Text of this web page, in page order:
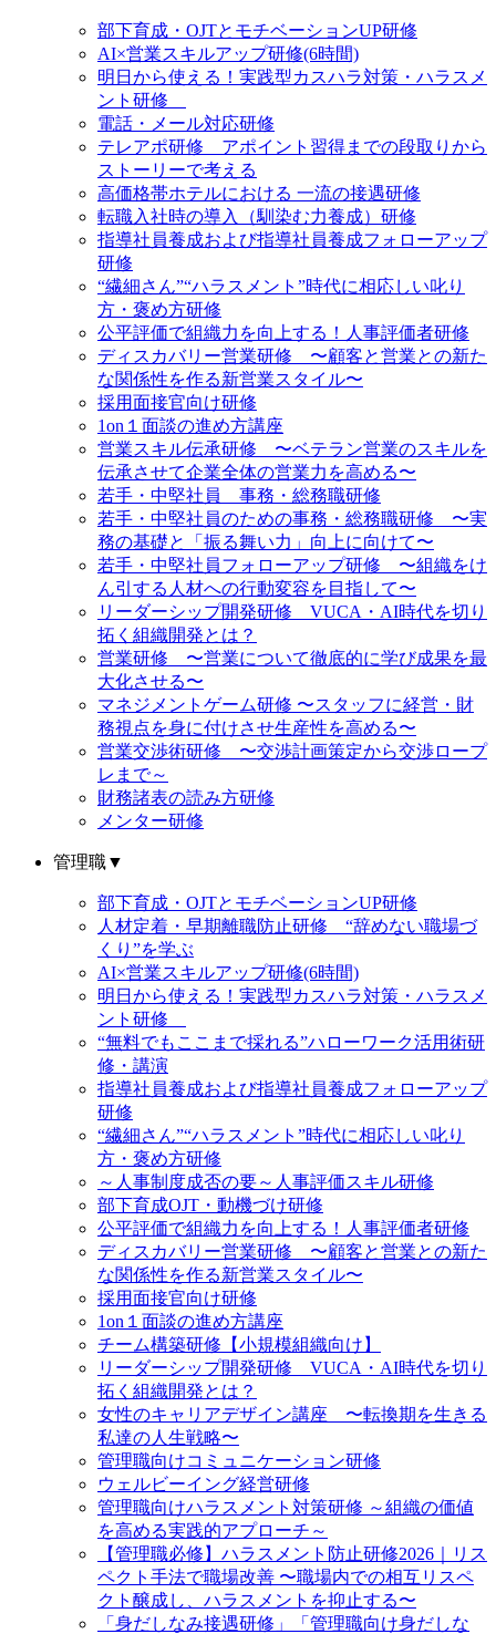
部下育成・OJTとモチベーションUP研修
AI×営業スキルアップ研修(6時間)
明日から使える！実践型カスハラ対策・ハラスメ
ント研修
電話・メール対応研修
テレアポ研修 アポイント習得までの段取りから
ストーリーで考える
高価格帯ホテルにおける 一流の接遇研修
転職入社時の導入（馴染む力養成）研修
指導社員養成および指導社員養成フォローアップ
研修
“繊細さん”“ハラスメント”時代に相応しい叱り
方・褒め方研修
公平評価で組織力を向上する！人事評価者研修
ディスカバリー営業研修 〜顧客と営業との新た
な関係性を作る新営業スタイル〜
採用面接官向け研修
1on１面談の進め方講座
営業スキル伝承研修 〜ベテラン営業のスキルを
伝承させて企業全体の営業力を高める〜
若手・中堅社員 事務・総務職研修
若手・中堅社員のための事務・総務職研修 〜実
務の基礎と「振る舞い力」向上に向けて〜
若手・中堅社員フォローアップ研修 〜組織をけ
ん引する人材への行動変容を目指して〜
リーダーシップ開発研修 VUCA・AI時代を切り
拓く組織開発とは？
営業研修 〜営業について徹底的に学び成果を最
大化させる〜
マネジメントゲーム研修 〜スタッフに経営・財
務視点を身に付けさせ生産性を高める〜
営業交渉術研修 〜交渉計画策定から交渉ロープ
レまで～
財務諸表の読み方研修
メンター研修
管理職▼
部下育成・OJTとモチベーションUP研修
人材定着・早期離職防止研修 “辞めない職場づ
くり”を学ぶ
AI×営業スキルアップ研修(6時間)
明日から使える！実践型カスハラ対策・ハラスメ
ント研修
“無料でもここまで採れる”ハローワーク活用術研
修・講演
指導社員養成および指導社員養成フォローアップ
研修
“繊細さん”“ハラスメント”時代に相応しい叱り
方・褒め方研修
～人事制度成否の要～人事評価スキル研修
部下育成OJT・動機づけ研修
公平評価で組織力を向上する！人事評価者研修
ディスカバリー営業研修 〜顧客と営業との新た
な関係性を作る新営業スタイル〜
採用面接官向け研修
1on１面談の進め方講座
チーム構築研修【小規模組織向け】
リーダーシップ開発研修 VUCA・AI時代を切り
拓く組織開発とは？
女性のキャリアデザイン講座 〜転換期を生きる
私達の人生戦略〜
管理職向けコミュニケーション研修
ウェルビーイング経営研修
管理職向けハラスメント対策研修 ～組織の価値
を高める実践的アプローチ～
【管理職必修】ハラスメント防止研修2026｜リス
ペクト手法で職場改善 〜職場内での相互リスペ
クト醸成し、ハラスメントを抑止する〜
「身だしなみ接遇研修」「管理職向け身だしな